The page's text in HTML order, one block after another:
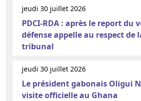
jeudi 30 juillet 2026
PDCI-RDA : après le report du
défense appelle au respect de
tribunal
jeudi 30 juillet 2026
Le président gabonais Oligui
visite officielle au Ghana